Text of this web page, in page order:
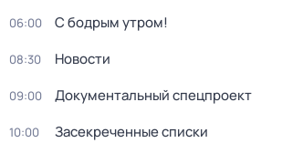
06:00 С бодрым утром!
08:30 Новости
09:00 Документальный спецпроект
10:00 Заcекрeченные списки